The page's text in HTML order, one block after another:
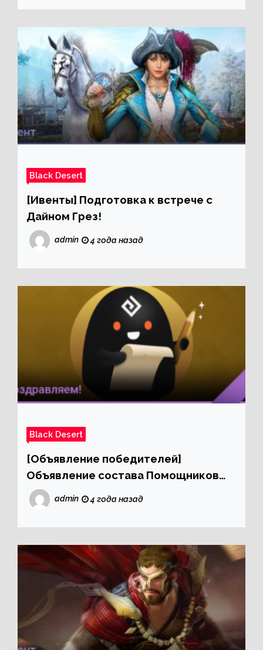
Black Desert
[Ивенты] Подготовка к встрече с
Дайном Грез!
admin 4 года назад
Black Desert
[Объявление победителей]
Объявление состава Помощников
Black Desert
admin 4 года назад